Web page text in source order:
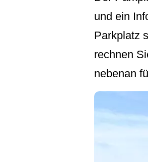
und ein
Parkplatz
rechnen
nebenan